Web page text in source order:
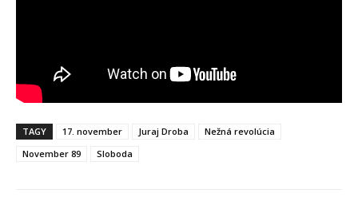
TAGY 17. november Juraj Droba
Nežná revolúcia
November 89
Sloboda